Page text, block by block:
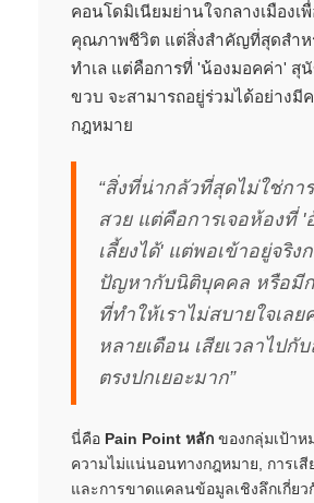
คอนโดมิเนียมย่านใจกลางเมืองเ
คุณภาพชีวิต แต่สิ่งสำคัญที่สุดสำห
ทำเล แต่คือการที่ 'น้องมอคค่า' สุ
ขวบ จะสามารถอยู่ร่วมได้อย่างมี
กฎหมาย
“สิ่งที่น่ากลัวที่สุดไม่ใช่กา
สวย แต่คือการเจอห้องที่ '
เลี้ยงได้' แต่พอเข้าอยู่จริง
ปัญหากับนิติบุคคล หรือมี
ที่ทำให้เราไม่สบายใจเล
หลายเดือน เสียเวลาไปกั
ตรงปกเยอะมาก”
นี่คือ Pain Point หลัก ของกลุ่มเป้าห
ความไม่แน่นอนทางกฎหมาย, การเสี
และการขาดแคลนข้อมูลเชิงลึกเกี่ย